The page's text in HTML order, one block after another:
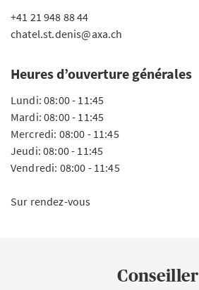
+41 21 948 88 44
chatel.st.denis@axa.ch
Heures d’ouverture générales
Lundi: 08:00 - 11:45
Mardi: 08:00 - 11:45
Mercredi: 08:00 - 11:45
Jeudi: 08:00 - 11:45
Vendredi: 08:00 - 11:45
Sur rendez-vous
Conseiller